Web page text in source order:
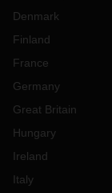
Denmark
Finland
France
Germany
Great Britain
Hungary
Ireland
Italy